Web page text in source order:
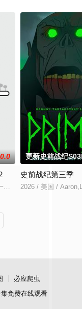
式的肥皂喜剧，讲述了
内疚而痛苦不堪。他在
起，生活在肉食动物和草
更新史前战纪
史前战纪第三季
2026 / 美国 /
必应爬虫
免费在线观看